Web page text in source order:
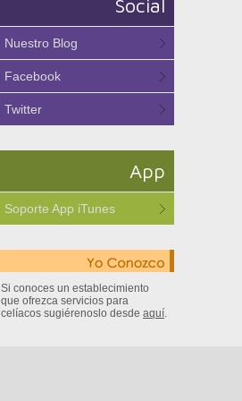
Social
Nuestro Blog
Facebook
Twitter
App
Soporte App iTunes
Si conoces un establecimiento
que ofrezca servicios para
celíacos sugiérenoslo desde aquí.